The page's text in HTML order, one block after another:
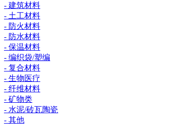
- 建筑材料
- 土工材料
- 防火材料
- 防水材料
- 保温材料
- 编织袋/塑编
- 复合材料
- 生物医疗
- 纤维材料
- 矿物类
- 水泥/砖瓦陶瓷
- 其他